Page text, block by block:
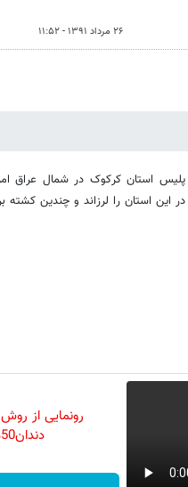
۲۶ مرداد ۱۳۹۱ - ۱۱:۵۲
استان کرکوک در شمال عراق
این استان را لرزاند و چندین کشته
رونمایی از
دندان50%تخفیف🔥